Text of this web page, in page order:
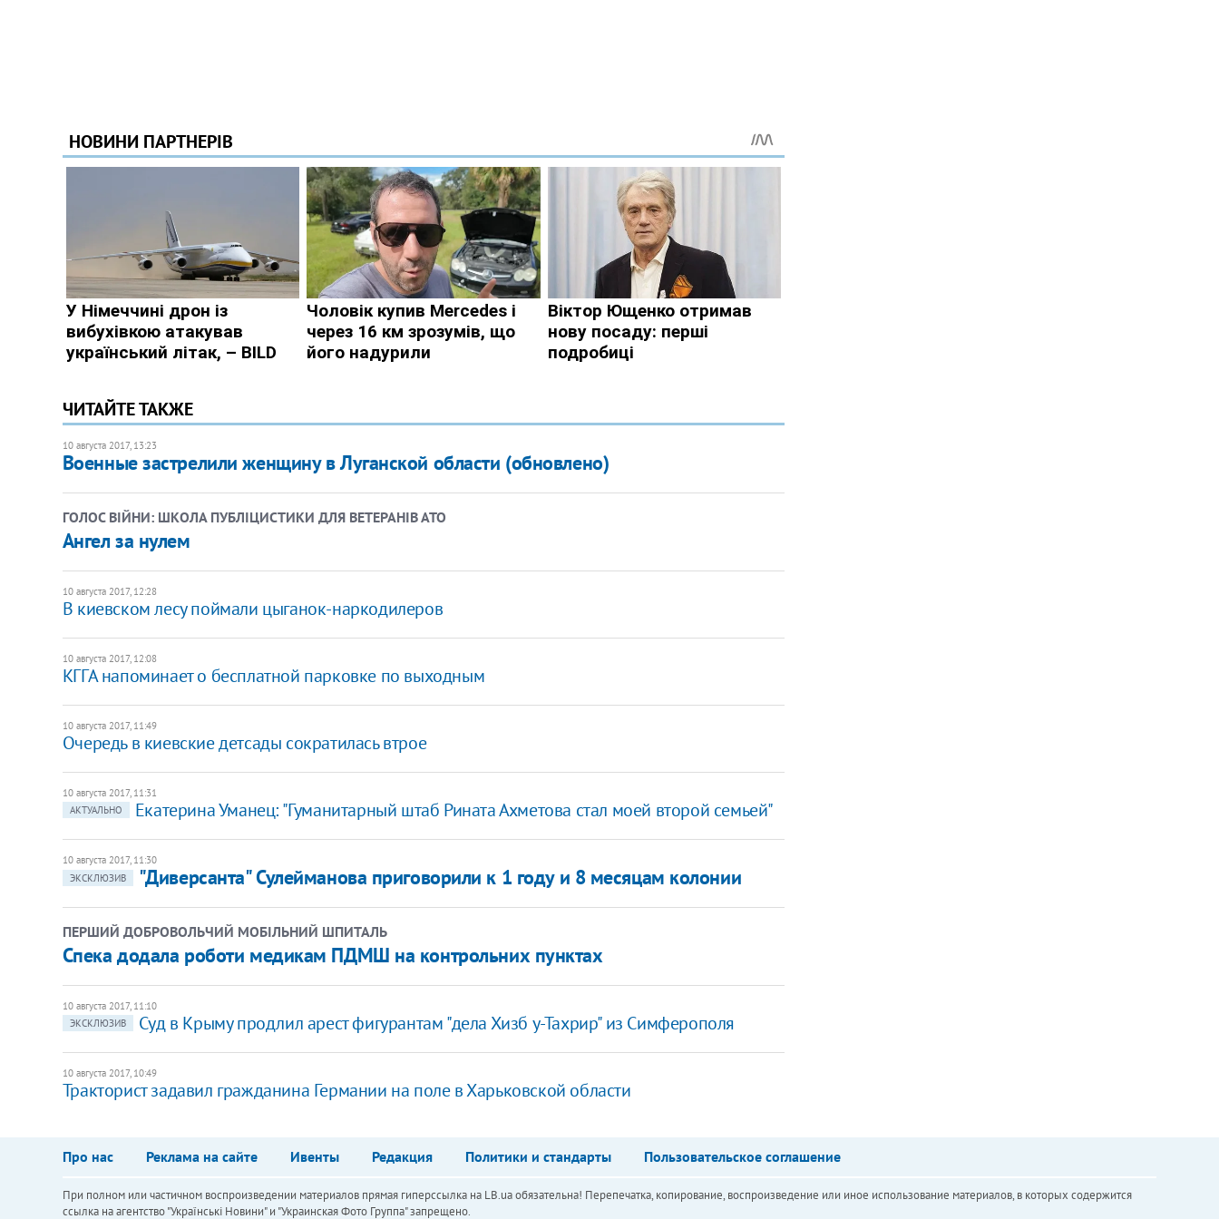
ЧИТАЙТЕ ТАКЖЕ
10 августа 2017, 13:23
Военные застрелили женщину в Луганской области (обновлено)
ГОЛОС ВІЙНИ: ШКОЛА ПУБЛІЦИСТИКИ ДЛЯ ВЕТЕРАНІВ АТО
Ангел за нулем
10 августа 2017, 12:28
В киевском лесу поймали цыганок-наркодилеров
10 августа 2017, 12:08
КГГА напоминает о бесплатной парковке по выходным
10 августа 2017, 11:49
Очередь в киевские детсады сократилась втрое
10 августа 2017, 11:31
АКТУАЛЬНО
Екатерина Уманец: "Гуманитарный штаб Рината Ахметова стал моей второй семьей"
10 августа 2017, 11:30
ЭКСКЛЮЗИВ
"Диверсанта" Сулейманова приговорили к 1 году и 8 месяцам колонии
ПЕРШИЙ ДОБРОВОЛЬЧИЙ МОБІЛЬНИЙ ШПИТАЛЬ
Спека додала роботи медикам ПДМШ на контрольних пунктах
10 августа 2017, 11:10
ЭКСКЛЮЗИВ
Суд в Крыму продлил арест фигурантам "дела Хизб у-Тахрир" из Симферополя
10 августа 2017, 10:49
​Тракторист задавил гражданина Германии на поле в Харьковской области
Про нас Реклама на сайте Ивенты Редакция Политики и стандарты Пользовательское соглашение
При полном или частичном воспроизведении материалов прямая гиперссылка на LB.ua обязательна! Перепечатка, копирование, воспроизведение или иное использование материалов, в которых содержится
ссылка на агентство "Українськi Новини" и "Украинская Фото Группа" запрещено.